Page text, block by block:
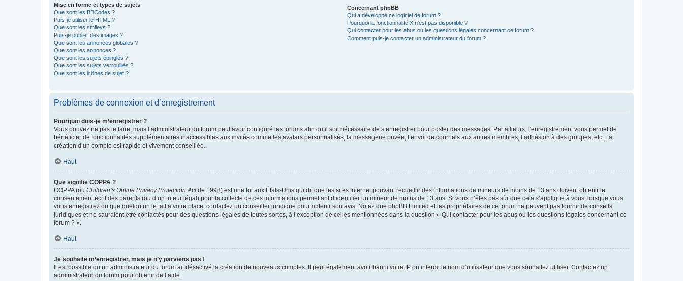
Mise en forme et types de sujets
Que sont les BBCodes ?
Puis-je utiliser le HTML ?
Que sont les smileys ?
Puis-je publier des images ?
Que sont les annonces globales ?
Que sont les annonces ?
Que sont les sujets épinglés ?
Que sont les sujets verrouillés ?
Que sont les icônes de sujet ?
Concernant phpBB
Qui a développé ce logiciel de forum ?
Pourquoi la fonctionnalité X n’est pas disponible ?
Qui contacter pour les abus ou les questions légales concernant ce forum ?
Comment puis-je contacter un administrateur du forum ?
Problèmes de connexion et d’enregistrement
Pourquoi dois-je m’enregistrer ?
Vous pouvez ne pas le faire, mais l’administrateur du forum peut avoir configuré les forums afin qu’il soit nécessaire de s’enregistrer pour poster des messages. Par ailleurs, l’enregistrement vous permet de
bénéficier de fonctionnalités supplémentaires inaccessibles aux invités comme les avatars personnalisés, la messagerie privée, l’envoi de courriels aux autres membres, l’adhésion à des groupes, etc. La
création d’un compte est rapide et vivement conseillée.
Haut
Que signifie COPPA ?
COPPA (ou Children’s Online Privacy Protection Actde 1998) est une loi aux États-Unis qui dit que les sites Internet pouvant recueillir des informations de mineurs de moins de 13 ans doivent obtenir le
consentement écrit des parents (ou d’un tuteur légal) pour la collecte de ces informations permettant d’identifier un mineur de moins de 13 ans. Si vous n’êtes pas sûr que cela s’applique à vous, lorsque vous
vous enregistrez ou que quelqu’un le fait à votre place, contactez un conseiller juridique pour obtenir son avis. Notez que phpBB Limited et les propriétaires de ce forum ne peuvent pas fournir de conseils
juridiques et ne sauraient être contactés pour des questions légales de toutes sortes, à l’exception de celles mentionnées dans la question « Qui contacter pour les abus ou les questions légales concernant ce
forum ? ».
Haut
Je souhaite m’enregistrer, mais je n’y parviens pas !
Il est possible qu’un administrateur du forum ait désactivé la création de nouveaux comptes. Il peut également avoir banni votre IP ou interdit le nom d’utilisateur que vous souhaitez utiliser. Contactez un
administrateur du forum pour obtenir de l’aide.